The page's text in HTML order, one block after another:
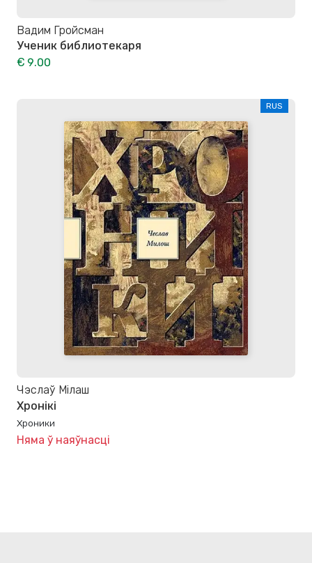
Вадим Гройсман
Ученик библиотекаря
€ 9.00
RUS
Чэслаў Мілаш
Хронікі
Хроники
Няма ў наяўнасці